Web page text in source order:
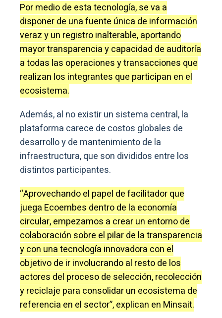
Por medio de esta tecnología, se va a
disponer de una fuente única de información
veraz y un registro inalterable, aportando
mayor transparencia y capacidad de auditoría
a todas las operaciones y transacciones que
realizan los integrantes que participan en el
ecosistema.
Además, al no existir un sistema central, la
plataforma carece de costos globales de
desarrollo y de mantenimiento de la
infraestructura, que son divididos entre los
distintos participantes.
“Aprovechando el papel de facilitador que
juega Ecoembes dentro de la economía
circular, empezamos a crear un entorno de
colaboración sobre el pilar de la transparencia
y con una tecnología innovadora con el
objetivo de ir involucrando al resto de los
actores del proceso de selección, recolección
y reciclaje para consolidar un ecosistema de
referencia en el sector”, explican en Minsait.